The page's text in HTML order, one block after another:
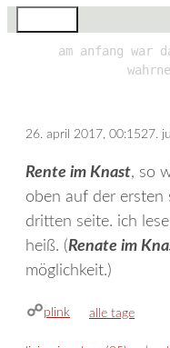
am anfang war
26. april 2017, 00:1527.
Rente im Knast, so
oben auf der ersten
dritten seite. ich
heiß. (Renate im
möglichkeit.)
plink kategorien
alle tage